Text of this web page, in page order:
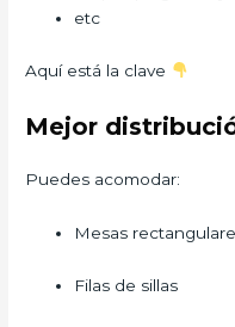
etc
Aquí está la clave
Mejor
Puedes acomodar:
Mesas
Filas de sillas